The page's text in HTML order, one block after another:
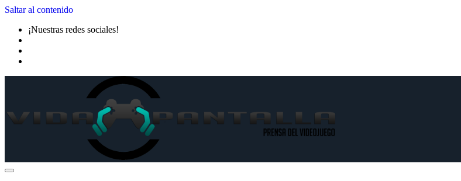
Saltar al contenido
¡Nuestras redes sociales!